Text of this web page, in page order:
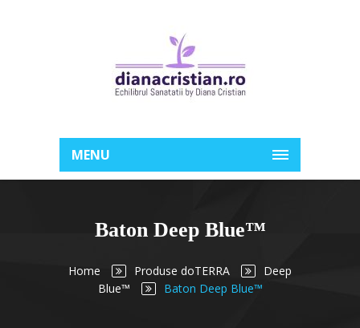
MENU
Baton Deep Blue™
Home Produse doTERRA
Deep
Blue™
Baton Deep Blue™